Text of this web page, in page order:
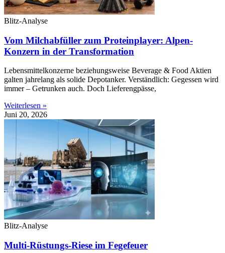
Blitz-Analyse
Vom Milchabfüller zum Proteinplayer: Alpen-
Konzern in der Transformation
Lebensmittelkonzerne beziehungsweise Beverage & Food Aktien
galten jahrelang als solide Depotanker. Verständlich: Gegessen wird
immer – Getrunken auch. Doch Lieferengpässe,
Weiterlesen »
Juni 20, 2026
Blitz-Analyse
Multi-Rüstungs-Riese im Fegefeuer